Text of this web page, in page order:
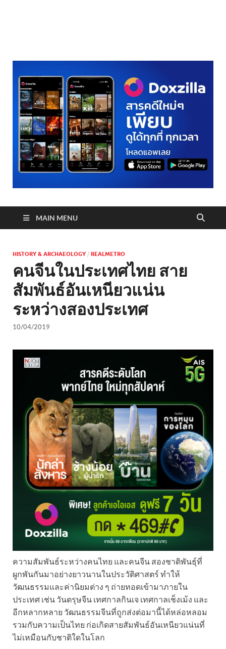
MAIN MENU
HISTORY & ARCHAEOLOGY / REALMETRO
คนจีนในประเทศไทย สาย
สัมพันธ์อันเหนียวแน่น
ระหว่างสองประเทศ
10/04/2019
ความสัมพันธ์ระหว่างคนไทย และคนจีน สองชาติพันธุ์ที่
ผูกพันกันมาอย่างยาวนานในประวัติศาสตร์ ทำให้
วัฒนธรรมและค่านิยมต่าง ๆ ถ่ายทอดเข้ามาภายใน
ประเทศ เช่น วันตรุษจีน เทศกาลกินเจ เทศกาลเช็งเม้ง และ
อีกหลากหลาย วัฒนธรรมจีนที่ถูกส่งต่อมานี้ได้หล่อหลอม
รวมกับความเป็นไทย ก่อเกิดสายสัมพันธ์อันเหนียวแน่นที่
ไม่เหมือนกับชาติใดในโลก